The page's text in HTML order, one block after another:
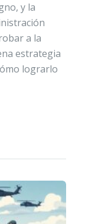
y la
a la
estrategia
lograrlo